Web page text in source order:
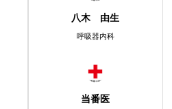
八木 由生
呼吸器内科
当番医